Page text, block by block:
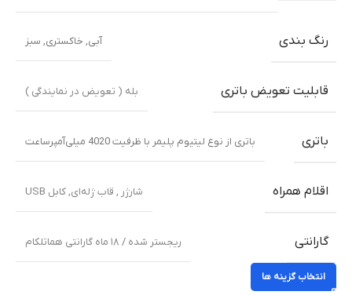
رنگ بندی آبی, خاکستری, سبز
قابلیت تعویض باتری بله ( تعویض در نمایندگی )
باتری باتری از نوع لیتیوم پلیمر با ظرفیت 4020 میلی‌آمپرساعت
اقلام همراه شارژر , قاب ژله‌ای, کابل USB
گارانتی ریجستر شده / ۱۸ ماه گارانتی هماتلکام
انتخاب گزینه ها